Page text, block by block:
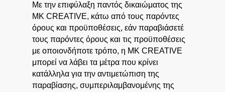
Με την επιφύλαξη παντός δικαιώματος της
MK CREATIVE, κάτω από τους παρόντες
όρους και προϋποθέσεις, εάν παραβιάσετέ
τους παρόντες όρους και τις προϋποθέσεις
με οποιονδήποτε τρόπο, η MK CREATIVE
μπορεί να λάβει τα μέτρα που κρίνει
κατάλληλα για την αντιμετώπιση της
παραβίασης, συμπεριλαμβανομένης της